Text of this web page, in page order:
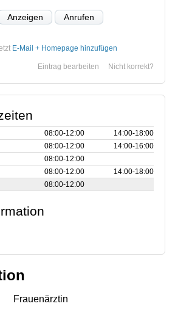
Anzeigen Anrufen
E-Mail + Homepage hinzufügen
Nicht korrekt?
Eintrag bearbeiten
08:00‑12:00
14:00‑18:00
08:00‑12:00
14:00‑16:00
08:00‑12:00
08:00‑12:00
14:00‑18:00
08:00‑12:00
Frauenärztin